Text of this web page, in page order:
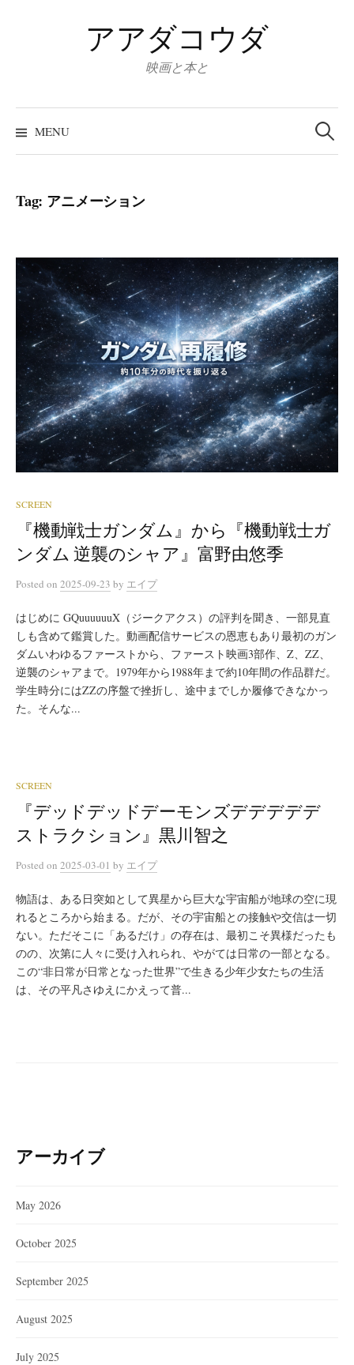
アアダコウダ
映画と本と
MENU
Search
for:
Tag: アニメーション
SCREEN
『機動戦士ガンダム』から『機動戦士ガ
ンダム 逆襲のシャア』富野由悠季
Posted on 2025-09-23 by エイプ
はじめに GQuuuuuuX（ジークアクス）の評判を聞き、一部見直
しも含めて鑑賞した。動画配信サービスの恩恵もあり最初のガン
ダムいわゆるファーストから、ファースト映画3部作、Z、ZZ、
逆襲のシャアまで。1979年から1988年まで約10年間の作品群だ。
学生時分にはZZの序盤で挫折し、途中までしか履修できなかっ
た。そんな...
SCREEN
『デッドデッドデーモンズデデデデデ
ストラクション』黒川智之
Posted on 2025-03-01 by エイプ
物語は、ある日突如として異星から巨大な宇宙船が地球の空に現
れるところから始まる。だが、その宇宙船との接触や交信は一切
ない。ただそこに「あるだけ」の存在は、最初こそ異様だったも
のの、次第に人々に受け入れられ、やがては日常の一部となる。
この“非日常が日常となった世界”で生きる少年少女たちの生活
は、その平凡さゆえにかえって普...
アーカイブ
May 2026
October 2025
September 2025
August 2025
July 2025